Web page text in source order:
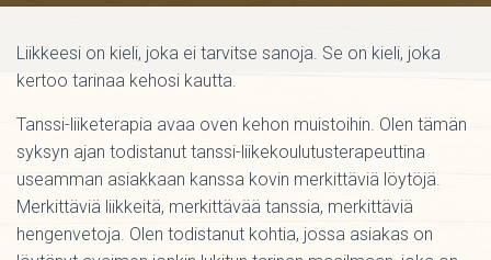
P
Liikkeesi on kieli, joka ei tarvitse sanoja. Se on kieli, joka
kertoo tarinaa kehosi kautta.
Tanssi-liiketerapia avaa oven kehon muistoihin. Olen tämän
syksyn ajan todistanut tanssi-liikekoulutusterapeuttina
useamman asiakkaan kanssa kovin merkittäviä löytöjä.
Merkittäviä liikkeitä, merkittävää tanssia, merkittäviä
hengenvetoja. Olen todistanut kohtia, jossa asiakas on